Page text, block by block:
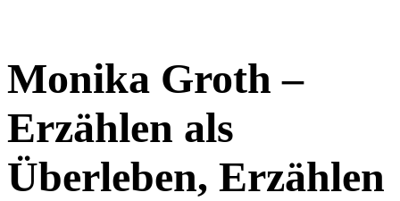
Monika Groth –
Erzählen als
Überleben, Erzählen